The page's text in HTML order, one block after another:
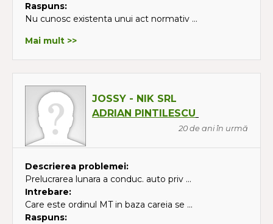
Raspuns:
Nu cunosc existenta unui act normativ ...
Mai mult >>
JOSSY - NIK SRL
ADRIAN PINTILESCU
20 de ani în urmă
Descrierea problemei:
Prelucrarea lunara a conduc. auto priv ...
Intrebare:
Care este ordinul MT in baza careia se ...
Raspuns: